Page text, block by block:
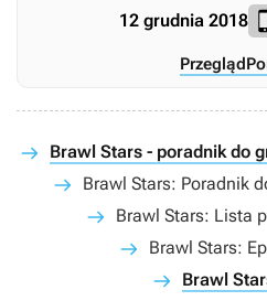
12 grudnia 2018
Przegląd
Brawl Stars - poradnik do
Brawl Stars: Poradnik
Brawl Stars: Lista
Brawl Stars:
Brawl